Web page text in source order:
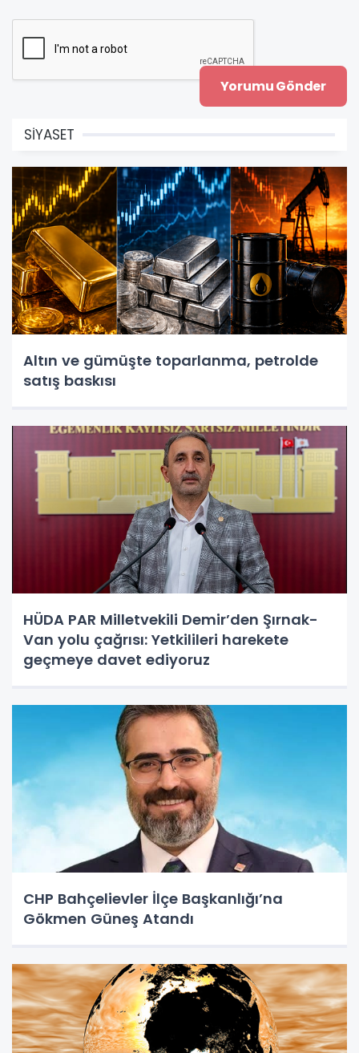
SİYASET
Altın ve gümüşte toparlanma, petrolde
satış baskısı
HÜDA PAR Milletvekili Demir’den Şırnak-
Van yolu çağrısı: Yetkilileri harekete
geçmeye davet ediyoruz
CHP Bahçelievler İlçe Başkanlığı’na
Gökmen Güneş Atandı